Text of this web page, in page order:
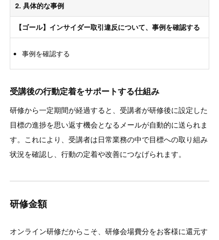
2. 具体的な事例
【ゴール】インサイダー取引違反について、事例を確認する
事例を確認する
受講後の行動定着をサポートする仕組み
研修から一定期間が経過すると、受講者が研修後に設定した
目標の進捗を思い返す機会となるメールが自動的に送られま
す。これにより、受講者は日常業務の中で目標への取り組み
状況を確認し、行動の定着や改善につなげられます。
研修金額
オンライン研修だからこそ、研修会場費分をお客様に還元す